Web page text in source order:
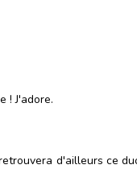
! J'adore.
d'ailleurs ce